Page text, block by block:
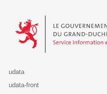
Le Gouvernement du Grand-
udata
udata-front